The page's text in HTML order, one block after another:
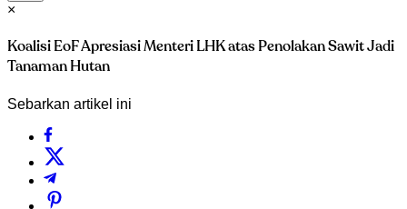
×
Koalisi EoF Apresiasi Menteri LHK atas Penolakan Sawit Jadi
Tanaman Hutan
Sebarkan artikel ini